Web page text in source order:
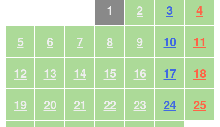
1 2 3
4
5
6 7 8 9 10
11
12
13 14 15 16 17
18
19
20 21 22 23 24
25